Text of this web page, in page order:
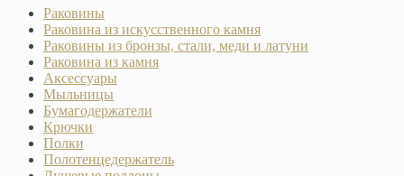
Раковины
Раковина из искусственного камня
Раковины из бронзы, стали, меди и латуни
Раковина из камня
Аксессуары
Мыльницы
Бумагодержатели
Крючки
Полки
Полотенцедержатель